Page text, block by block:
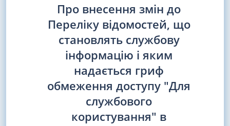
Про внесення змін до
Переліку відомостей, що
становлять службову
інформацію і яким
надається гриф
обмеження доступу "Для
службового
користування" в